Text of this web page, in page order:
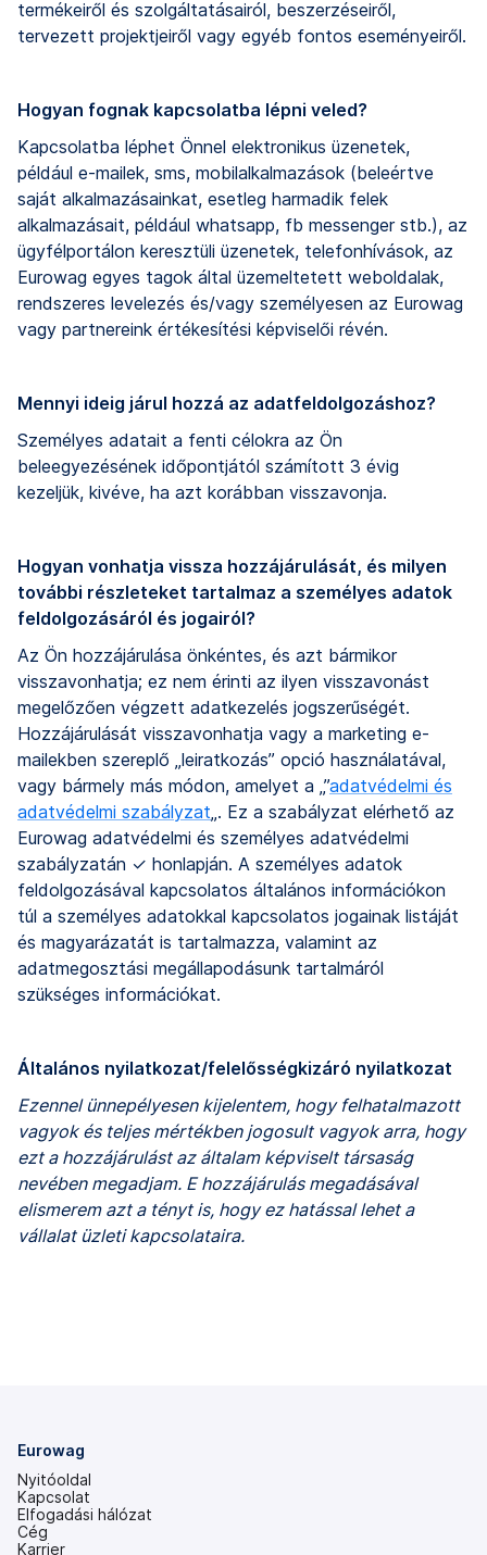
termékeiről és szolgáltatásairól, beszerzéseiről,
tervezett projektjeiről vagy egyéb fontos eseményeiről.
Hogyan fognak kapcsolatba lépni veled?
Kapcsolatba léphet Önnel elektronikus üzenetek,
például e-mailek, sms, mobilalkalmazások (beleértve
saját alkalmazásainkat, esetleg harmadik felek
alkalmazásait, például whatsapp, fb messenger stb.), az
ügyfélportálon keresztüli üzenetek, telefonhívások, az
Eurowag egyes tagok által üzemeltetett weboldalak,
rendszeres levelezés és/vagy személyesen az Eurowag
vagy partnereink értékesítési képviselői révén.
Mennyi ideig járul hozzá az adatfeldolgozáshoz?
Személyes adatait a fenti célokra az Ön
beleegyezésének időpontjától számított 3 évig
kezeljük, kivéve, ha azt korábban visszavonja.
Hogyan vonhatja vissza hozzájárulását, és milyen
további részleteket tartalmaz a személyes adatok
feldolgozásáról és jogairól?
Az Ön hozzájárulása önkéntes, és azt bármikor
visszavonhatja; ez nem érinti az ilyen visszavonást
megelőzően végzett adatkezelés jogszerűségét.
Hozzájárulását visszavonhatja vagy a marketing e-
mailekben szereplő „leiratkozás” opció használatával,
vagy bármely más módon, amelyet a „”adatvédelmi és
adatvédelmi szabályzat „. Ez a szabályzat elérhető az
Eurowag adatvédelmi és személyes adatvédelmi
szabályzatán ✓ honlapján. A személyes adatok
feldolgozásával kapcsolatos általános információkon
túl a személyes adatokkal kapcsolatos jogainak listáját
és magyarázatát is tartalmazza, valamint az
adatmegosztási megállapodásunk tartalmáról
szükséges információkat.
Általános nyilatkozat/felelősségkizáró nyilatkozat
Ezennel ünnepélyesen kijelentem, hogy felhatalmazott
vagyok és teljes mértékben jogosult vagyok arra, hogy
ezt a hozzájárulást az általam képviselt társaság
nevében megadjam. E hozzájárulás megadásával
elismerem azt a tényt is, hogy ez hatással lehet a
vállalat üzleti kapcsolataira.
Eurowag
Nyitóoldal
Kapcsolat
Elfogadási hálózat
Cég
Karrier